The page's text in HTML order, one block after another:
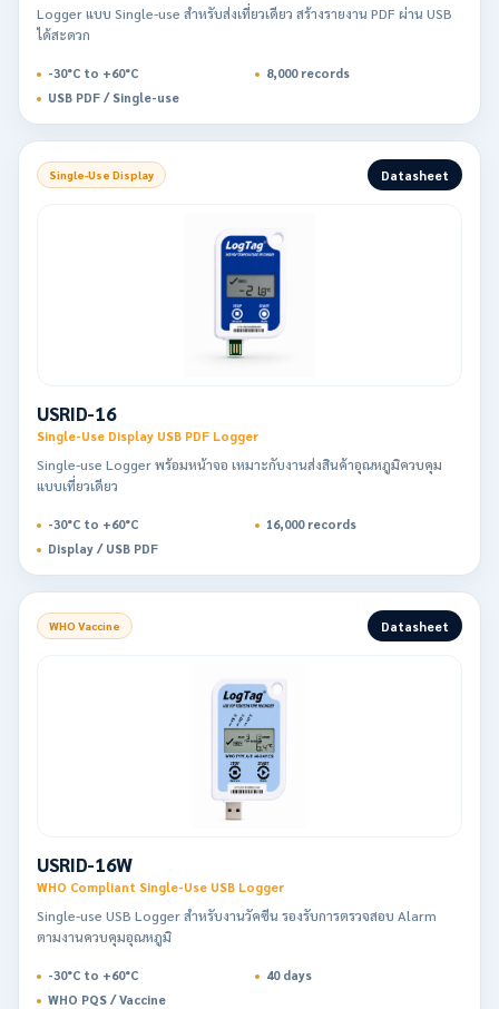
Logger แบบ Single-use สำหรับส่งเที่ยวเดียว สร้างรายงาน PDF ผ่าน USB
ได้สะดวก
-30°C to +60°C
8,000 records
USB PDF / Single-use
Single-Use Display Datasheet
USRID-16
Single-Use Display USB PDF Logger
Single-use Logger พร้อมหน้าจอ เหมาะกับงานส่งสินค้าอุณหภูมิควบคุม
แบบเที่ยวเดียว
-30°C to +60°C
16,000 records
Display / USB PDF
WHO Vaccine Datasheet
USRID-16W
WHO Compliant Single-Use USB Logger
Single-use USB Logger สำหรับงานวัคซีน รองรับการตรวจสอบ Alarm
ตามงานควบคุมอุณหภูมิ
-30°C to +60°C
40 days
WHO PQS / Vaccine